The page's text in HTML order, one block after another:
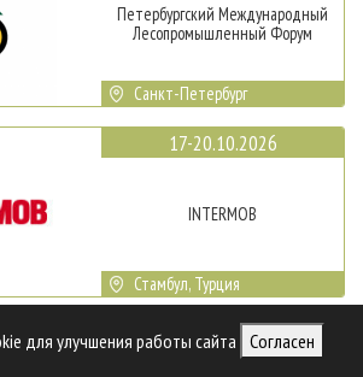
для улучшения работы сайта Согласен
Петербургский Международный
Лесопромышленный Форум
Санкт-Петербург
17-20.10.2026
INTERMOB
Стамбул, Турция
20-23.10.2026